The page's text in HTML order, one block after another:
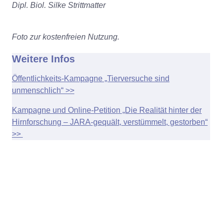
Dipl. Biol. Silke Strittmatter
Foto zur kostenfreien Nutzung.
Weitere Infos
Öffentlichkeits-Kampagne „Tierversuche sind
unmenschlich“ >>
Kampagne und Online-Petition „Die Realität hinter der
Hirnforschung – JARA-gequält, verstümmelt, gestorben“
>>